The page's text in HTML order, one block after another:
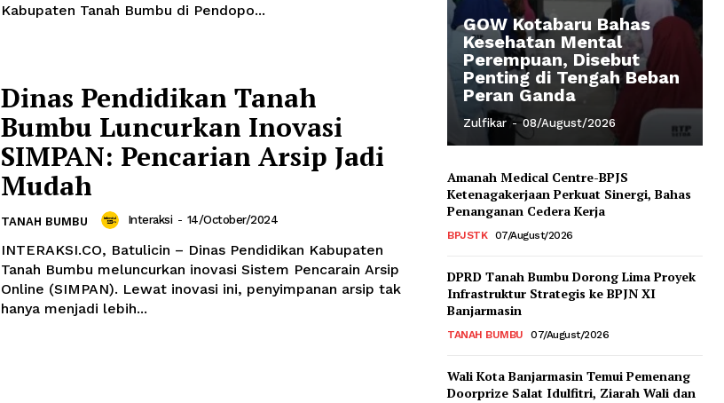
Kabupaten Tanah Bumbu di Pendopo...
Dinas Pendidikan Tanah
Bumbu Luncurkan Inovasi
SIMPAN: Pencarian Arsip Jadi
Mudah
TANAH BUMBU Interaksi - 14/October/2024
INTERAKSI.CO, Batulicin – Dinas Pendidikan Kabupaten
Tanah Bumbu meluncurkan inovasi Sistem Pencarain Arsip
Online (SIMPAN). Lewat inovasi ini, penyimpanan arsip tak
hanya menjadi lebih...
GOW Kotabaru Bahas
Kesehatan Mental
Perempuan, Disebut
Penting di Tengah Beban
Peran Ganda
Zulfikar - 08/August/2026
Amanah Medical Centre-BPJS
Ketenagakerjaan Perkuat Sinergi, Bahas
Penanganan Cedera Kerja
BPJSTK 07/August/2026
DPRD Tanah Bumbu Dorong Lima Proyek
Infrastruktur Strategis ke BPJN XI
Banjarmasin
TANAH BUMBU 07/August/2026
Wali Kota Banjarmasin Temui Pemenang
Doorprize Salat Idulfitri, Ziarah Wali dan